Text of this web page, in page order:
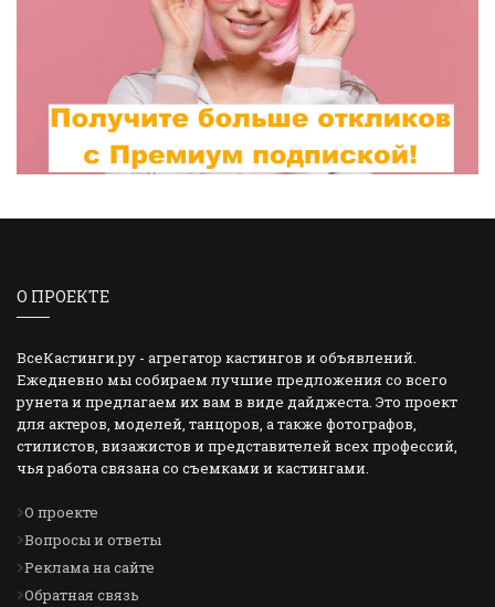
О ПРОЕКТЕ
ВсеКастинги.ру - агрегатор кастингов и объявлений.
Ежедневно мы собираем лучшие предложения со всего
рунета и предлагаем их вам в виде дайджеста. Это проект
для актеров, моделей, танцоров, а также фотографов,
стилистов, визажистов и представителей всех профессий,
чья работа связана со съемками и кастингами.
О проекте
Вопросы и ответы
Реклама на сайте
Обратная связь